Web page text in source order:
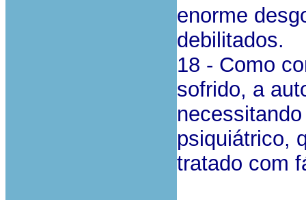
enorme
debilitados.
18 - Como
sofrido, a
psiquiátrico,
tratado com